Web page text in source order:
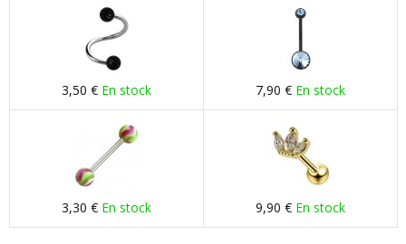
3,50 € En stock 7,90 € En stock
3,30 € En stock 9,90 € En stock